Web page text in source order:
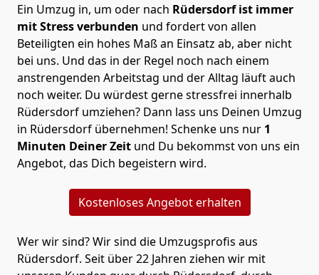
Ein Umzug in, um oder nach Rüdersdorf ist immer
mit Stress verbunden und fordert von allen
Beteiligten ein hohes Maß an Einsatz ab, aber nicht
bei uns. Und das in der Regel noch nach einem
anstrengenden Arbeitstag und der Alltag läuft auch
noch weiter. Du würdest gerne stressfrei innerhalb
Rüdersdorf umziehen? Dann lass uns Deinen Umzug
in Rüdersdorf übernehmen! Schenke uns nur 1
Minuten Deiner Zeit und Du bekommst von uns ein
Angebot, das Dich begeistern wird.
Kostenloses Angebot erhalten
Wer wir sind? Wir sind die Umzugsprofis aus
Rüdersdorf. Seit über 22 Jahren ziehen wir mit